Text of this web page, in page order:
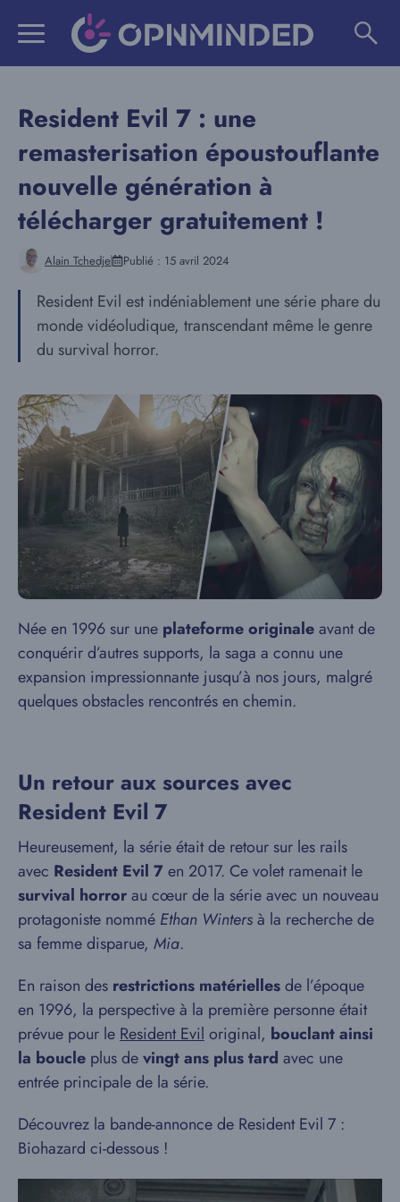
Resident Evil 7 : une
remasterisation époustouflante
nouvelle génération à
télécharger gratuitement !
Alain Tchedje Publié : 15 avril 2024
Resident Evil est indéniablement une série phare du
monde vidéoludique, transcendant même le genre
du survival horror.
Née en 1996 sur une plateforme originaleavant de
conquérir d’autres supports, la saga a connu une
expansion impressionnante jusqu’à nos jours, malgré
quelques obstacles rencontrés en chemin.
Un retour aux sources avec
Resident Evil 7
Heureusement, la série était de retour sur les rails
avec Resident Evil 7en 2017. Ce volet ramenait le
survival horrorau cœur de la série avec un nouveau
protagoniste nommé Ethan Wintersà la recherche de
sa femme disparue, Mia.
En raison des restrictions matériellesde l’époque
en 1996, la perspective à la première personne était
prévue pour leResident Eviloriginal, bouclant ainsi
la boucle plus devingt ans plus tard avec une
entrée principale de la série.
Découvrez la bande-annonce de Resident Evil 7 :
Biohazard ci-dessous !